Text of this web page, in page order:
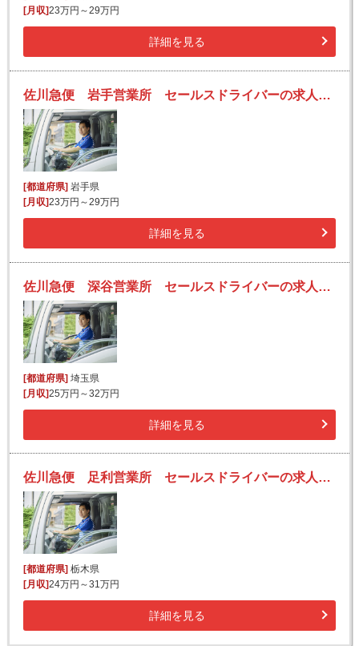
[月収]23万円～29万円
詳細を見る
佐川急便 岩手営業所 セールスドライバーの求人！安定収入と働きがい！大手の佐川急便で長期的に活躍できるチャンス♪
[都道府県]岩手県
[月収]23万円～29万円
詳細を見る
佐川急便 深谷営業所 セールスドライバーの求人！安定収入と働きがい！大手の佐川急便で長期的に活躍できるチャンス♪
[都道府県]埼玉県
[月収]25万円～32万円
詳細を見る
佐川急便 足利営業所 セールスドライバーの求人！安定収入と働きがい！大手の佐川急便で長期的に活躍できるチャンス♪
[都道府県] 栃木県
[月収]24万円～31万円
詳細を見る